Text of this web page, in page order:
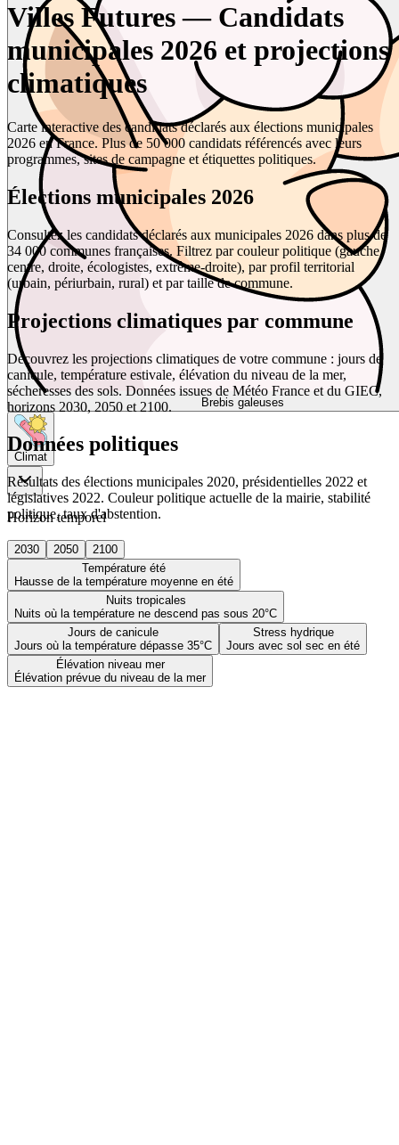
Brebis galeuses
Climat
Horizon temporel
2030 2050
2100
Température été
Hausse de la température moyenne en été
Nuits tropicales
Nuits où la température ne descend pas sous 20°C
Jours de canicule
Jours où la température dépasse 35°C
Stress hydrique
Jours avec sol sec en été
Élévation niveau mer
Élévation prévue du niveau de la mer
Villes Futures — Candidats
municipales 2026 et projections
climatiques
Carte interactive des candidats déclarés aux élections municipales
2026 en France. Plus de 50 000 candidats référencés avec leurs
programmes, sites de campagne et étiquettes politiques.
Élections municipales 2026
Consultez les candidats déclarés aux municipales 2026 dans plus de
34 000 communes françaises. Filtrez par couleur politique (gauche,
centre, droite, écologistes, extrême-droite), par profil territorial
(urbain, périurbain, rural) et par taille de commune.
Projections climatiques par commune
Découvrez les projections climatiques de votre commune : jours de
canicule, température estivale, élévation du niveau de la mer,
sécheresses des sols. Données issues de Météo France et du GIEC,
horizons 2030, 2050 et 2100.
Données politiques
Résultats des élections municipales 2020, présidentielles 2022 et
législatives 2022. Couleur politique actuelle de la mairie, stabilité
politique, taux d'abstention.